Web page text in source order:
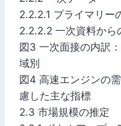
2.2.2.1 プライマリー
2.2.2.2 一次資料から
図3 一次面接の内訳
域別
図4 高速エンジンの
慮した主な指標
2.3 市場規模の推定